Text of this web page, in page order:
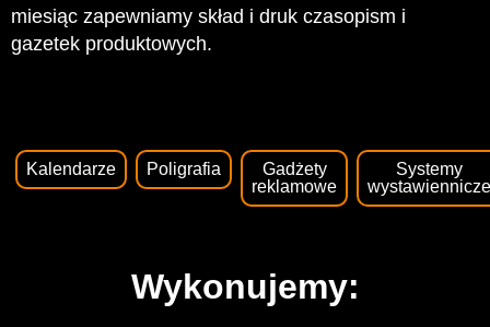
miesiąc zapewniamy skład i druk czasopism i
gazetek produktowych.
Kalendarze Poligrafia
Gadżety
reklamowe
Systemy
wystawiennicze
Wykonujemy: